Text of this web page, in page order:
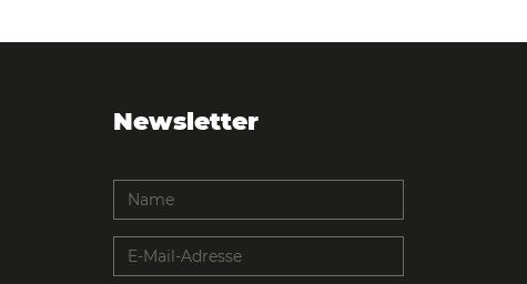
Newsletter